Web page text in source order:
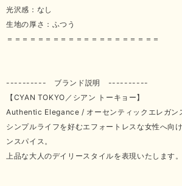
光沢感：なし
生地の厚さ：ふつう
＝＝＝＝＝＝＝＝＝＝＝＝＝＝＝＝＝＝＝＝
---------- ブランド説明 ----------
【CYAN TOKYO／シアン トーキョー】
Authentic Elegance / オーセンティックエレガン
シンプルライフを好むエフォートレスな女性へ向
ンスパイス。
上品な大人のデイリースタイルを表現いたします。